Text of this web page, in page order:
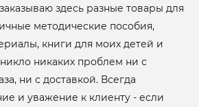
здесь разные товары для
методические пособия,
книги для моих детей и
никаких проблем ни с
ни с доставкой. Всегда
и уважение к клиенту - если